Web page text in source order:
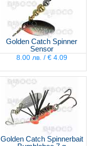
Golden Catch Spinner
Sensor
8.00 лв. / € 4.09
Golden Catch Spinnerbait